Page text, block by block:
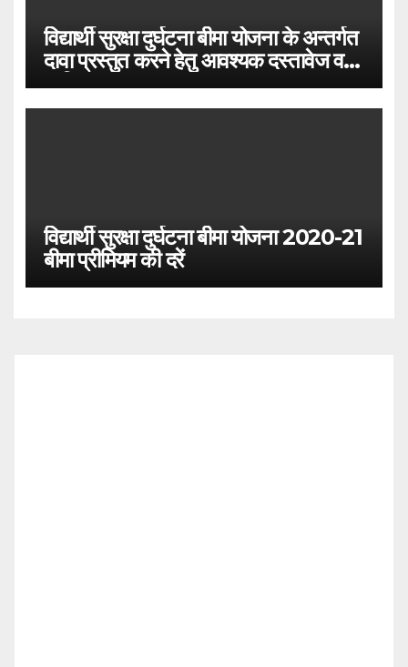
विद्यार्थी सुरक्षा दुर्घटना बीमा योजना के अन्तर्गत
दावा प्रस्तुत करने हेतु आवश्यक दस्तावेज व
प्रक्रिया
विद्यार्थी सुरक्षा दुर्घटना बीमा योजना 2020-21
बीमा प्रीमियम की दरें